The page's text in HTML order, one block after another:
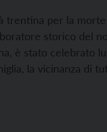
trentina per la
storico del
è stato celebrato
la vicinanza di